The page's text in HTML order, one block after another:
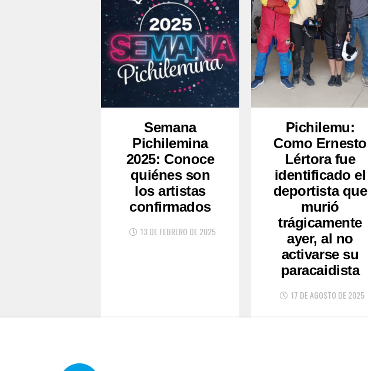
Semana
Pichilemina
2025: Conoce
quiénes son
los artistas
confirmados
13 DE FEBRERO DE 2025
Pichilemu:
Como Ernesto
Lértora fue
identificado el
deportista que
murió
trágicamente
ayer, al no
activarse su
paracaidista
17 DE AGOSTO DE 2025